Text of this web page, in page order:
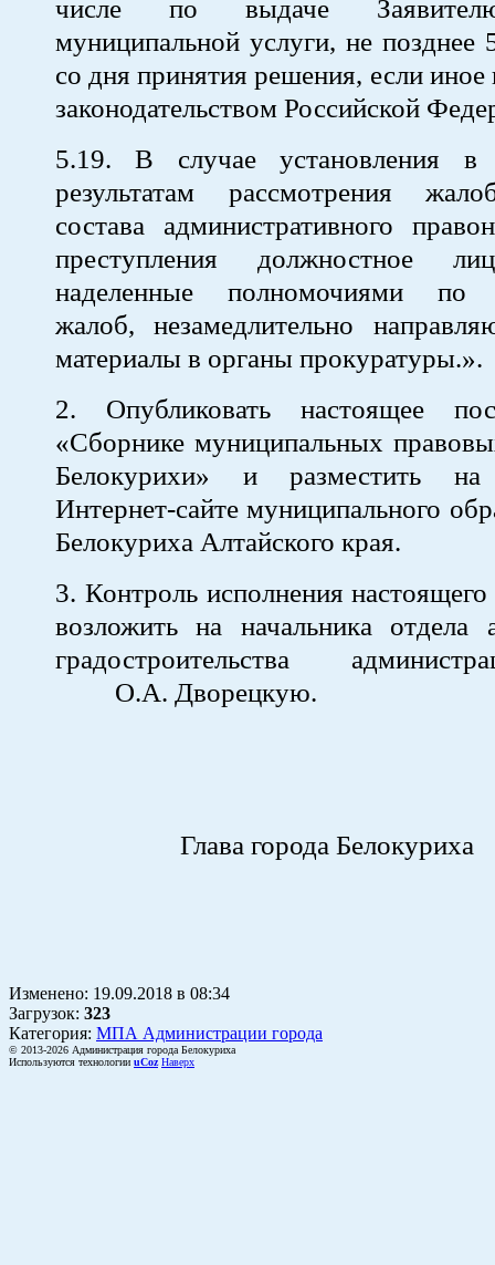
числе по выдаче Заявителю
муниципальной услуги, не позднее
со дня принятия решения, если иное
законодательством Российской
5.19. В случае установления
результатам рассмотрения
состава административного
преступления должностное
наделенные полномочиями по
жалоб, незамедлительно
материалы в органы прокуратуры.».
2. Опубликовать настоящее
«Сборнике муниципальных
Белокурихи» и разместить на
Интернет-сайте муниципального
Белокуриха Алтайского края.
3. Контроль исполнения
возложить на начальника отдела
градостроительства
О.А. Дворецкую.
Глава города
Изменено: 19.09.2018 в 08:34
Загрузок: 323
Категория: МПА Администрации города
© 2013-2026 Администрация города Белокуриха
Используются технологии uCoz Наверх